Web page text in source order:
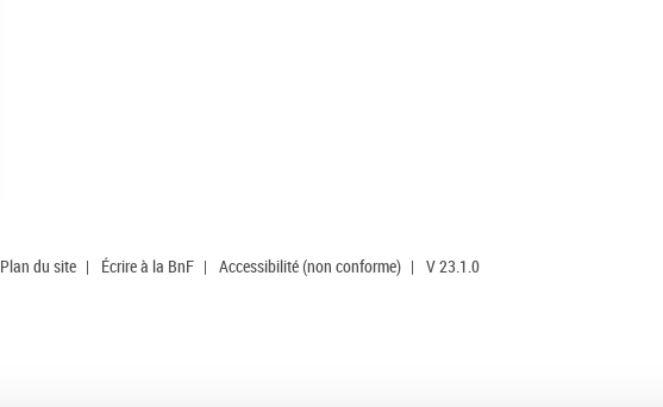
Plan du site | Écrire à la BnF | Accessibilité (non conforme) | V 23.1.0